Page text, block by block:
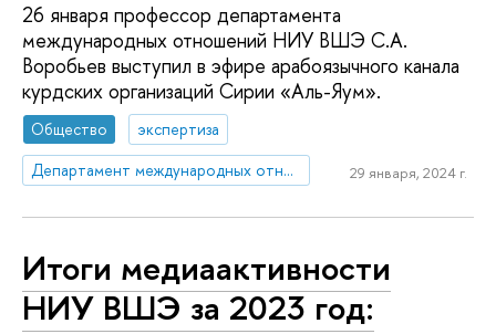
26 января профессор департамента
международных отношений НИУ ВШЭ С.А.
Воробьев выступил в эфире арабоязычного канала
курдских организаций Сирии «Аль-Яум».
Общество
экспертиза
Департамент международных отношений
29 января, 2024 г.
Итоги медиаактивности
НИУ ВШЭ за 2023 год: